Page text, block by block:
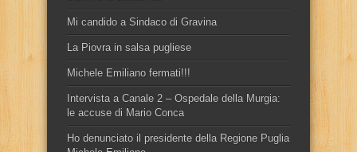
Mi candido a Sindaco di Gravina
La Piovra in salsa pugliese
Michele Emiliano fermati!!!
Intervista a Canale 2 – Ospedale della Murgia:
le accuse di Mario Conca
Ho denunciato il presidente della Regione Puglia